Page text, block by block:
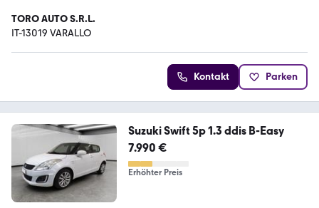
TORO AUTO S.R.L.
IT-13019 VARALLO
Kontakt Parken
Suzuki Swift 5p 1.3 ddis B-Easy
7.990 €
Erhöhter Preis